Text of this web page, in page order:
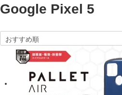
Google Pixel 5